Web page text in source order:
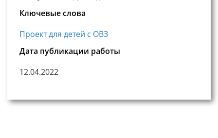
Ключевые слова
Проект для детей с ОВЗ
Дата публикации работы
12.04.2022